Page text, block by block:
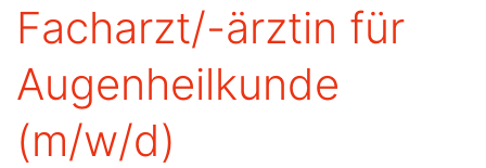
Facharzt/-ärztin für
Augenheilkunde
(m/w/d)